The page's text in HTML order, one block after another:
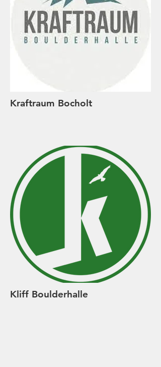
Kraftraum Bocholt
Kliff Boulderhalle